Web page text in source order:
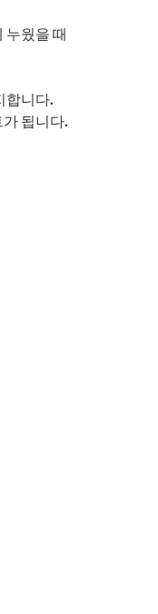
누웠을 때
합니다.
됩니다.